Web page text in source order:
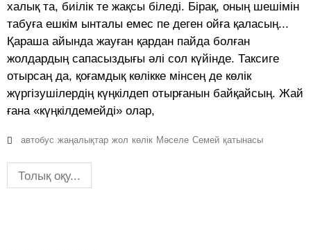
халық та, биілік те жақсы біледі. Бірақ, оның шешімін
табуға ешкім ынталы емес пе деген ойға қаласың...
Қараша айында жауған қардан пайда болған
жолдардың сапасыздығы әлі сол күйінде. Таксиге
отырсаң да, қоғамдық көлікке мінсең де көлік
жүргізушілердің күңкілдеп отырғанын байқайсың. Жай
ғана «күңкілдемейді» олар,
автобус жаңалықтар жол көлік Мәселе Семей қатынасы
Толық оқу...